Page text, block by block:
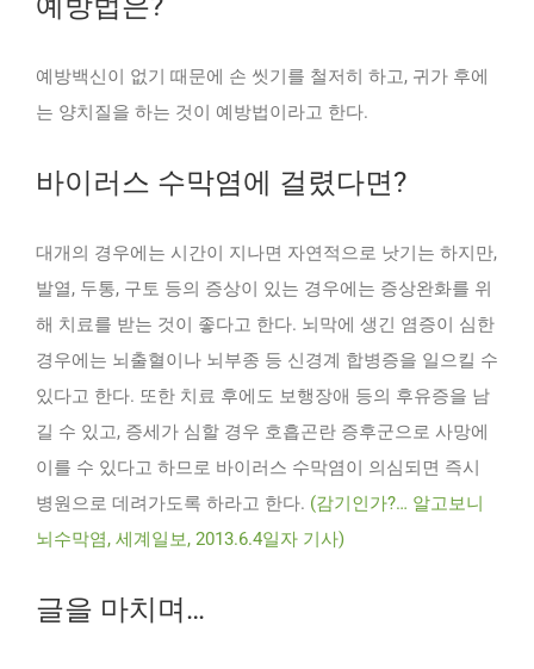
예방백신이 없기 때문에 손 씻기를 철저히 하고, 귀가 후에
는 양치질을 하는 것이 예방법이라고 한다.
바이러스 수막염에 걸렸다면?
대개의 경우에는 시간이 지나면 자연적으로 낫기는 하지만,
발열, 두통, 구토 등의 증상이 있는 경우에는 증상완화를 위
해 치료를 받는 것이 좋다고 한다. 뇌막에 생긴 염증이 심한
경우에는 뇌출혈이나 뇌부종 등 신경계 합병증을 일으킬 수
있다고 한다. 또한 치료 후에도 보행장애 등의 후유증을 남
길 수 있고, 증세가 심할 경우 호흡곤란 증후군으로 사망에
이를 수 있다고 하므로 바이러스 수막염이 의심되면 즉시
병원으로 데려가도록 하라고 한다. (감기인가?… 알고보니
뇌수막염, 세계일보, 2013.6.4일자 기사)
글을 마치며…